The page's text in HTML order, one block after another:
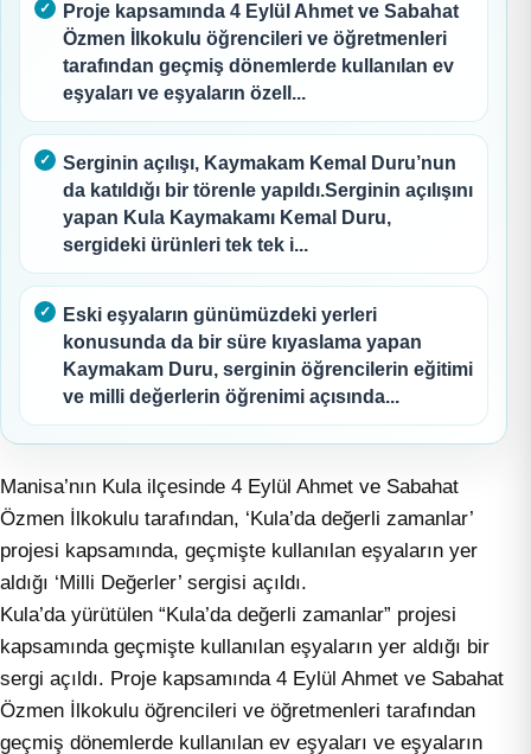
Proje kapsamında 4 Eylül Ahmet ve Sabahat
Özmen İlkokulu öğrencileri ve öğretmenleri
tarafından geçmiş dönemlerde kullanılan ev
eşyaları ve eşyaların özell...
Serginin açılışı, Kaymakam Kemal Duru’nun
da katıldığı bir törenle yapıldı.Serginin açılışını
yapan Kula Kaymakamı Kemal Duru,
sergideki ürünleri tek tek i...
Eski eşyaların günümüzdeki yerleri
konusunda da bir süre kıyaslama yapan
Kaymakam Duru, serginin öğrencilerin eğitimi
ve milli değerlerin öğrenimi açısında...
Manisa’nın Kula ilçesinde 4 Eylül Ahmet ve Sabahat
Özmen İlkokulu tarafından, ‘Kula’da değerli zamanlar’
projesi kapsamında, geçmişte kullanılan eşyaların yer
aldığı ‘Milli Değerler’ sergisi açıldı.
Kula’da yürütülen “Kula’da değerli zamanlar” projesi
kapsamında geçmişte kullanılan eşyaların yer aldığı bir
sergi açıldı. Proje kapsamında 4 Eylül Ahmet ve Sabahat
Özmen İlkokulu öğrencileri ve öğretmenleri tarafından
geçmiş dönemlerde kullanılan ev eşyaları ve eşyaların